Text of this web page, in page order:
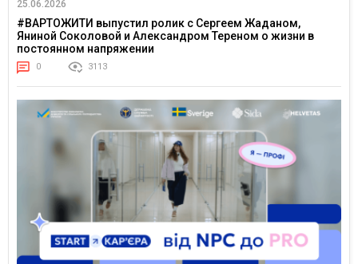
25.06.2026
#ВАРТОЖИТИ выпустил ролик с Сергеем Жаданом,
Яниной Соколовой и Александром Тереном о жизни в
постоянном напряжении
0 3113